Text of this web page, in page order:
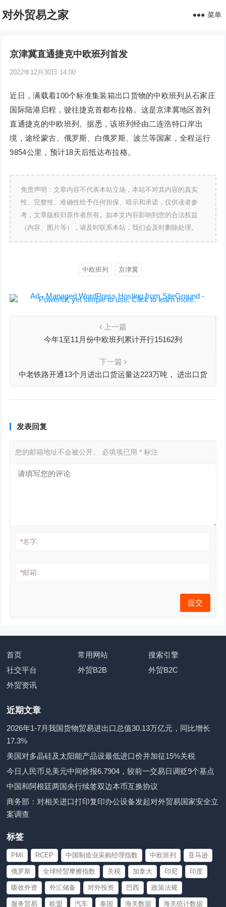
对外贸易之家 菜单
京津冀直通捷克中欧班列首发
2022年12月30日 14:00
近日，满载着100个标准集装箱出口货物的中欧班列从石家庄
国际陆港启程，驶往捷克首都布拉格。这是京津冀地区首列
直通捷克的中欧班列。据悉，该班列经由二连浩特口岸出
境，途经蒙古、俄罗斯、白俄罗斯、波兰等国家，全程运行
9854公里，预计18天后抵达布拉格。
免责声明：文章内容不代表本站立场，本站不对其内容的真实
性、完整性、准确性给予任何担保、暗示和承诺，仅供读者参
考，文章版权归原作者所有。如本文内容影响到您的合法权益
（内容、图片等），请及时联系本站，我们会及时删除处理。
中欧班列 京津冀
上一篇
今年1至11月份中欧班列累计开行15162列
下一篇
中老铁路开通13个月进出口货运量达223万吨， 进出口货
发表回复
您的邮箱地址不会被公开。 必填项已用* 标注
*名字:
*邮箱:
首页 常用网站
搜索引擎
社交平台
外贸B2B
外贸B2C
外贸资讯
近期文章
2026年1-7月我国货物贸易进出口总值30.13万亿元，同比增长
17.3%
美国对多晶硅及太阳能产品设最低进口价并加征15%关税
今日人民币兑美元中间价报6.7904，较前一交易日调贬9个基点
中国和阿根廷两国央行续签双边本币互换协议
商务部：对相关进口打印复印办公设备发起对外贸易国家安全立
案调查
标签
PMI RCEP 中国制造业采购经理指数 中欧班列 亚马逊
俄罗斯 全球经贸摩擦指数 关税 加拿大 印尼 印度
吸收外资 外汇储备 对外投资 巴西 政策法规
服务贸易 欧盟 汽车 泰国 海关数据 海关统计数据